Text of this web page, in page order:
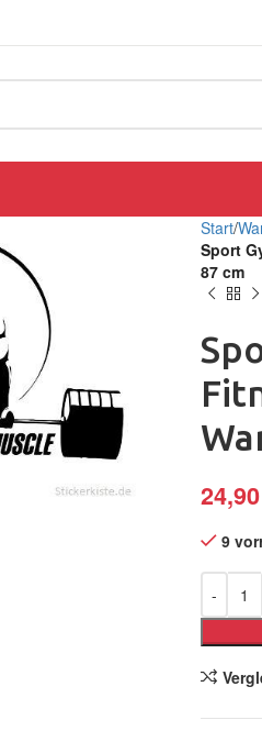
Start
Sport
87 cm
24,90
9